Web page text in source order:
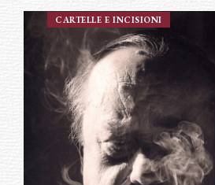
CARTELLE E INCISIONI